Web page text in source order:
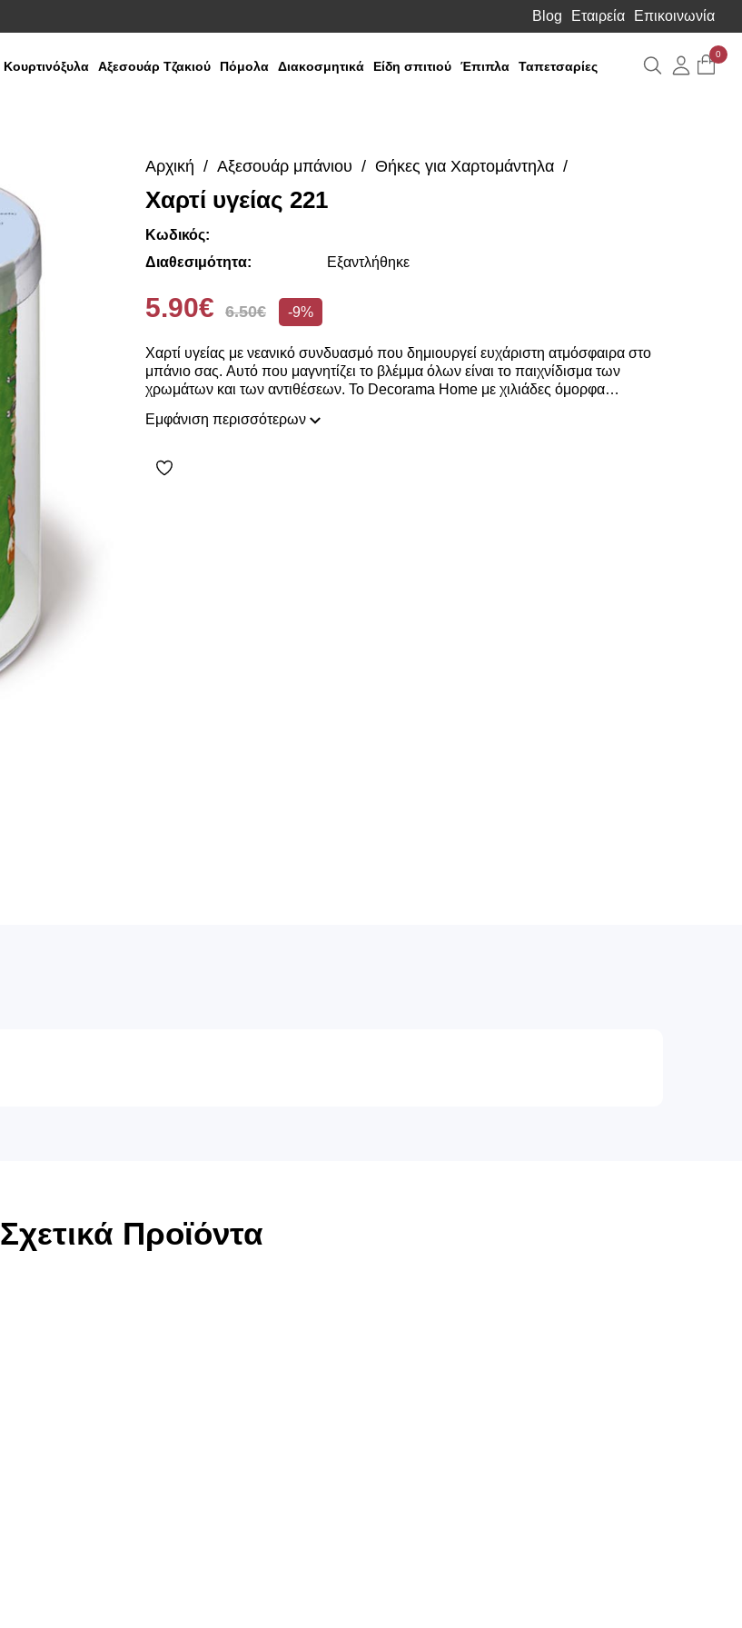
Blog Εταιρεία Επικοινωνία
Κουρτινόξυλα Αξεσουάρ Τζακιού Πόμολα Διακοσμητικά Είδη σπιτιού Έπιπλα Ταπετσαρίες Αναζήτηση
0
Αρχική Αξεσουάρ μπάνιου Θήκες για Χαρτομάντηλα
Χαρτί υγείας 221
Κωδικός:
Διαθεσιμότητα:
Εξαντλήθηκε
5.90€ 6.50€ -9%
Χαρτί υγείας με νεανικό συνδυασμό που δημιουργεί ευχάριστη ατμόσφαιρα στο
μπάνιο σας. Αυτό που μαγνητίζει το βλέμμα όλων είναι το παιχνίδισμα των
χρωμάτων και των αντιθέσεων. Το Decorama Home με χιλιάδες όμορφα
μπάνιο σας παρέχοντας ένα θαυμάσιο αποτέλεσμα αισθητικής. Δημιουργούμε
ασύγκριτο design, προκειμένου να είμαστε πάντοτε σε θέση να ικανοποιήσουμε
τις δικές σας ανάγκες και επιθυμίες.
Εμφάνιση περισσότερων
Σχετικά Προϊόντα